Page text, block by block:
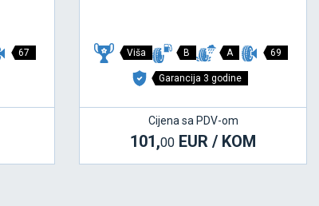
67 Viša B A 69
Garancija 3 godine
Cijena sa PDV-om
101,00 EUR / KOM